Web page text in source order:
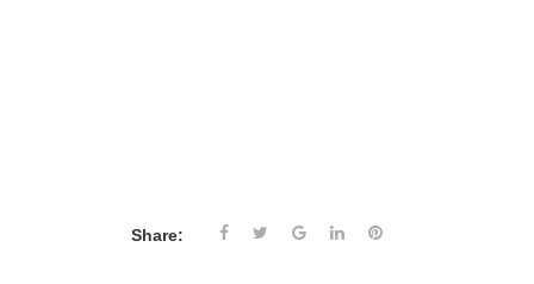
Share: